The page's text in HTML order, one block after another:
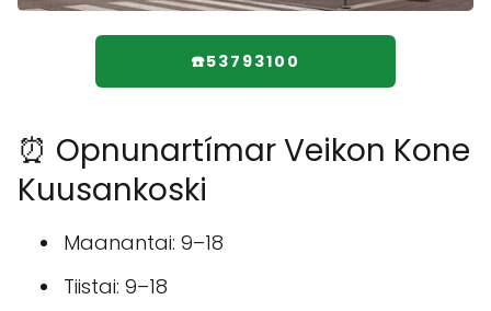
☎️53793100
⏰ Opnunartímar Veikon Kone
Kuusankoski
Maanantai: 9–18
Tiistai: 9–18